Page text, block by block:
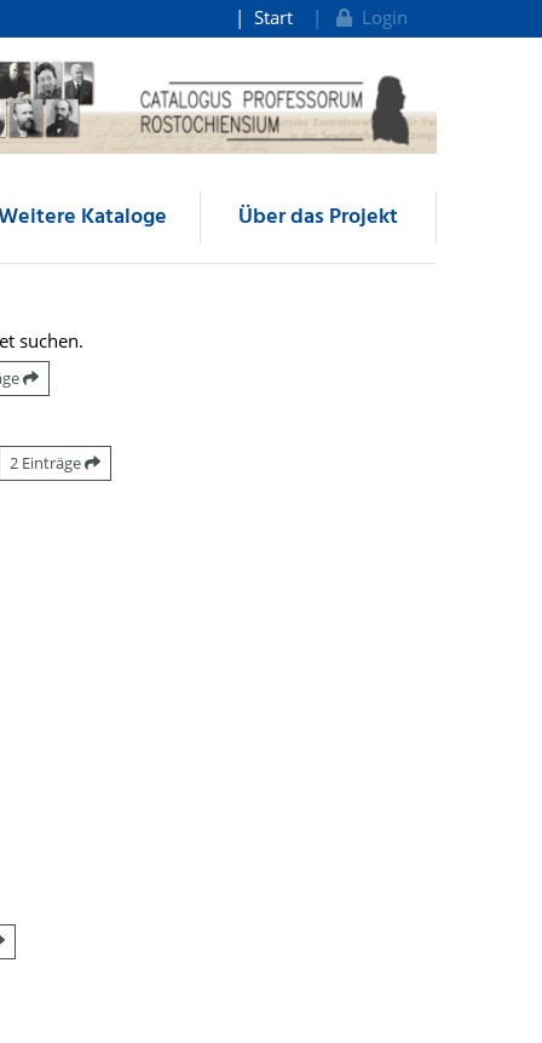
Start Login
Kataloge Über das Projekt
suchen.
2 Einträge